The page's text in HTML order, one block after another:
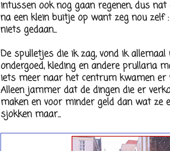
intussen ook nog gaan regenen, dus nat
na een klein buitje op want zeg nou
niets gedaan...
De spulletjes die ik zag, vond ik
ondergoed, kleding en andere prullaria
iets meer naar het centrum kwamen er
Alleen jammer dat de dingen die er
maken en voor minder geld dan wat ze
sjokken maar...